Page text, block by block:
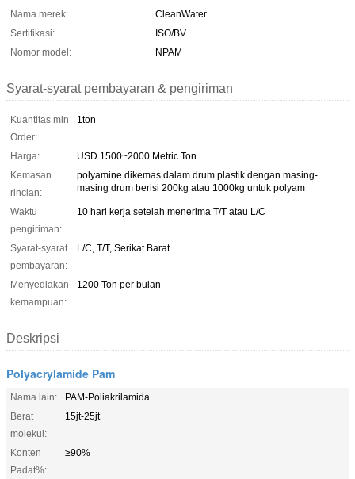
Nama merek:
CleanWater
Sertifikasi:
ISO/BV
Nomor model:
NPAM
Syarat-syarat pembayaran & pengiriman
Kuantitas min
Order:
1ton
Harga:
USD 1500~2000 Metric Ton
Kemasan
rincian:
polyamine dikemas dalam drum plastik dengan masing-
masing drum berisi 200kg atau 1000kg untuk polyam
Waktu
pengiriman:
10 hari kerja setelah menerima T/T atau L/C
Syarat-syarat
pembayaran:
L/C, T/T, Serikat Barat
Menyediakan
kemampuan:
1200 Ton per bulan
Deskripsi
Polyacrylamide Pam
Nama lain:
PAM-Poliakrilamida
Berat
molekul:
15jt-25jt
Konten
Padat%:
≥90%